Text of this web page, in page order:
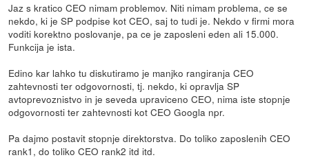
Jaz s kratico CEO nimam problemov. Niti nimam problema, ce se
nekdo, ki je SP podpise kot CEO, saj to tudi je. Nekdo v firmi mora
voditi korektno poslovanje, pa ce je zaposleni eden ali 15.000.
Funkcija je ista.
Edino kar lahko tu diskutiramo je manjko rangiranja CEO
zahtevnosti ter odgovornosti, tj. nekdo, ki opravlja SP
avtoprevoznistvo in je seveda upraviceno CEO, nima iste stopnje
odgovornosti ter zahtevnosti kot CEO Googla npr.
Pa dajmo postavit stopnje direktorstva. Do toliko zaposlenih CEO
rank1, do toliko CEO rank2 itd itd.